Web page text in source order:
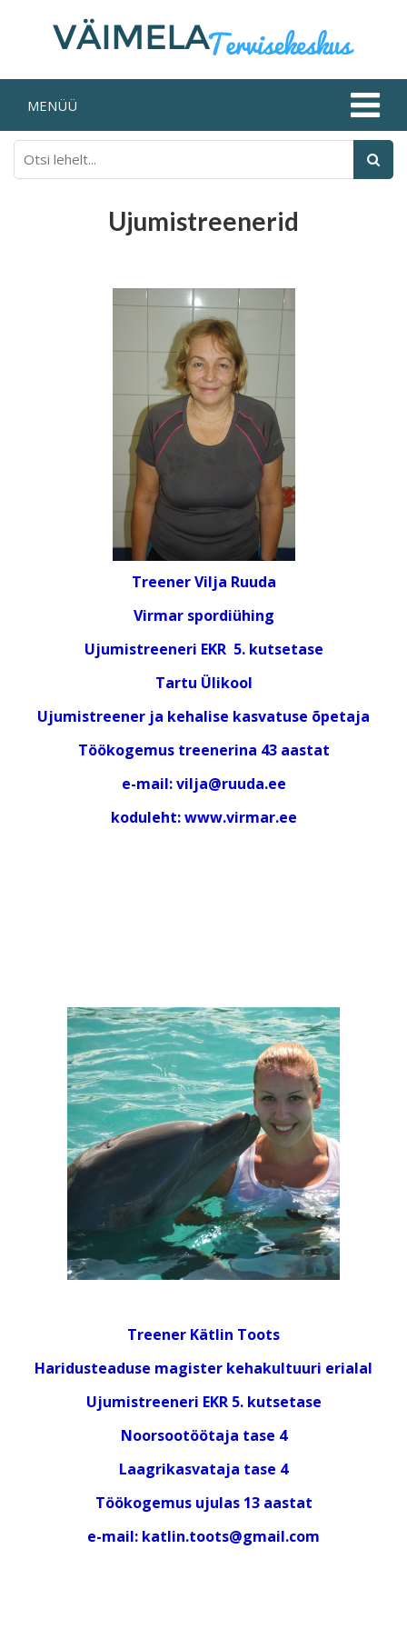
MENÜÜ
Ujumistreenerid
Treener Vilja Ruuda
Virmar spordiühing
Ujumistreeneri EKR 5. kutsetase
Tartu Ülikool
Ujumistreener ja kehalise kasvatuse õpetaja
Töökogemus treenerina 43 aastat
e-mail: vilja@ruuda.ee
koduleht: www.virmar.ee
Treener Kätlin Toots
Haridusteaduse magister kehakultuuri erialal
Ujumistreeneri EKR 5. kutsetase
Noorsootöötaja tase 4
Laagrikasvataja tase 4
Töökogemus ujulas 13 aastat
e-mail: katlin.toots@gmail.com